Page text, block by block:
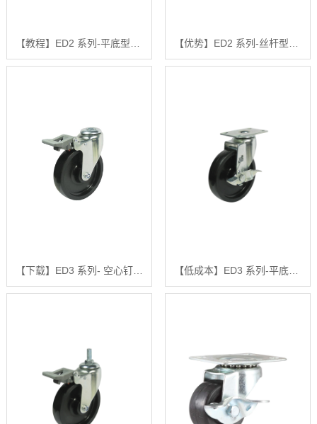
【教程】ED2 系列-平底型-活动式固定式【怎么样?】 【优势】ED2 系列-丝杆型【怎么样?】
【下载】ED3 系列- 空心钉型（镀锌）【有什么用?】 【低成本】ED3 系列-平底型-活动式固定式【怎么做?】